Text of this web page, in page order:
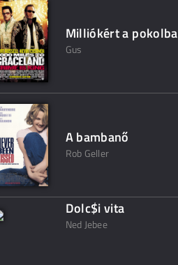
Milliókért a pokolba
Gus
A bambanő
Rob Geller
Dolc$i vita
Ned Jebee